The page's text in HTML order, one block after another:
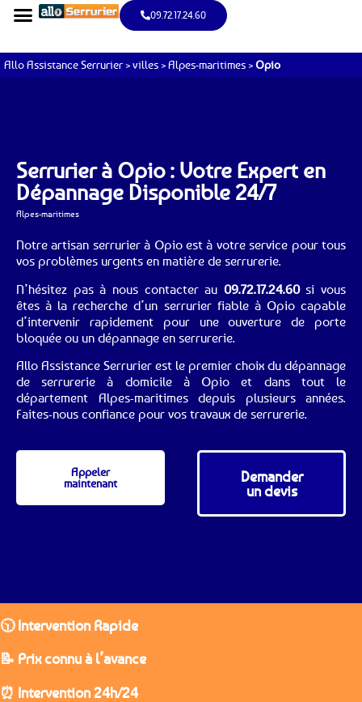
09.72.17.24.60
Allo Assistance Serrurier >villes >Alpes-maritimes >Opio
Serrurier à Opio : Votre Expert en
Dépannage Disponible 24/7
Alpes-maritimes
Notre artisan serrurier à Opio est à votre service pour tous
vos problèmes urgents en matière de serrurerie.
N’hésitez pas à nous contacter au 09.72.17.24.60si vous
êtes à la recherche d’un serrurier fiable à Opio capable
d’intervenir rapidement pour une ouverture de porte
bloquée ou un dépannage en serrurerie.
Allo Assistance Serrurier est le premier choix du dépannage
de serrurerie à domicile à Opio et dans tout le
département Alpes-maritimes depuis plusieurs années.
Faites-nous confiance pour vos travaux de serrurerie.
Appeler
maintenant
Demander
un devis
🕥 Intervention Rapide
📝 Prix connu à l’avance
⏰ Intervention 24h/24